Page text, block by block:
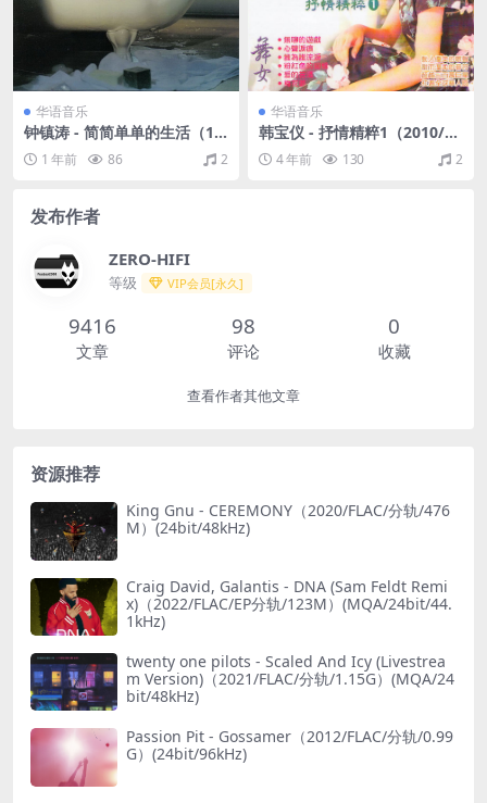
华语音乐
钟镇涛 - 简简单单的生活（19
94/FLAC/分轨/286M）
1 年前 86 2
华语音乐
韩宝仪 - 抒情精粹1（2010/FL
AC/分轨/459M）
4 年前 130 2
发布作者
ZERO-HIFI
等级 VIP会员[永久]
9416
文章
98
评论
0
收藏
查看作者其他文章
资源推荐
King Gnu - CEREMONY（2020/FLAC/分轨/476
M）(24bit/48kHz)
Craig David, Galantis - DNA (Sam Feldt Remi
x)（2022/FLAC/EP分轨/123M）(MQA/24bit/44.
1kHz)
twenty one pilots - Scaled And Icy (Livestrea
m Version)（2021/FLAC/分轨/1.15G）(MQA/24
bit/48kHz)
Passion Pit - Gossamer（2012/FLAC/分轨/0.99
G）(24bit/96kHz)